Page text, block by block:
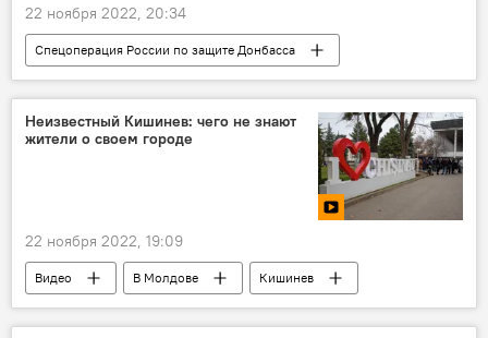
22 ноября 2022, 20:34
Спецоперация России по защите Донбасса
Украина
Россия Великобритания
Неизвестный Кишинев: чего не знают
жители о своем городе
22 ноября 2022, 19:09
Видео В Молдове
Кишинев
архитектура